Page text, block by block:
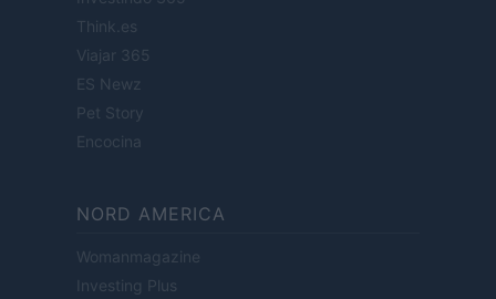
Think.es
Viajar 365
ES Newz
Pet Story
Encocina
NORD AMERICA
Womanmagazine
Investing Plus